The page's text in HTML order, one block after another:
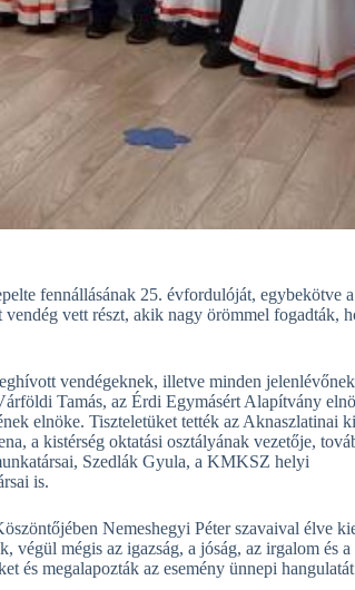
fennállásának 25. évfordulóját, egybekötve
vendég vett részt, akik nagy örömmel fogadták,
vendégeknek, illetve minden
Tamás, az Érdi Egymásért Alapítvány
elnöke. Tiszteletüket tették az Aknaszlatinai
a kistérség oktatási osztályának vezetője,
Szedlák Gyula, a KMKSZ helyi
is.
Nemeshegyi Péter szavaival élve
mégis az igazság, a jóság, az irgalom és a
és megalapozták az esemény ünnepi